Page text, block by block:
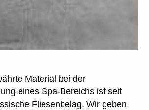
Material bei der
eines Spa-Bereichs ist seit
Fliesenbelag. Wir geben